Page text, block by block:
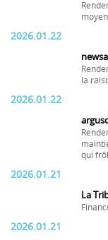
2026.01.22
la
2026.01.22
qui
2026.01.21
La
2026.01.21